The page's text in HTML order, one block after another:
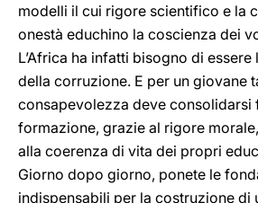
modelli il cui rigore scientifico e la
onestà educhino la coscienza dei
L’Africa ha infatti bisogno di
della corruzione. E per un giovane
consapevolezza deve consolidarsi
formazione, grazie al rigore
alla coerenza di vita dei propri
Giorno dopo giorno, ponete le
indispensabili per la costruzione di